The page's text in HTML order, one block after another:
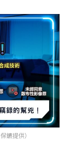
鑣提供）